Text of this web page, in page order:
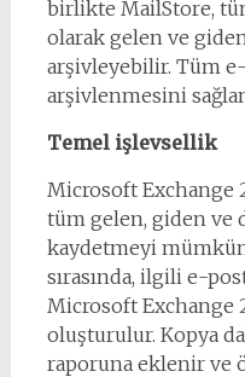
birlikte MailStore,
olarak gelen ve
arşivleyebilir. Tüm
arşivlenmesini
Temel işlevsellik
Microsoft Exchange
tüm gelen, giden ve
kaydetmeyi
sırasında, ilgili e-
Microsoft Exchange
oluşturulur. Kopya
raporuna eklenir ve